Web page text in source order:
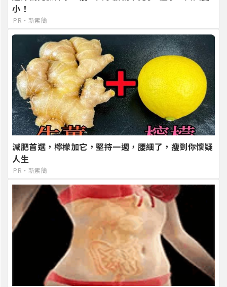
小！
PR・新素簡
減肥首選，檸檬加它，堅持一週，腰細了，瘦到你懷疑
人生
PR・新素簡